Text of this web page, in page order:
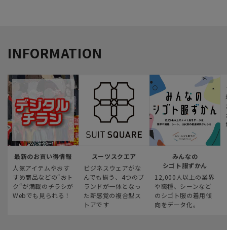
INFORMATION
最新のお買い得情報
人気アイテムやおす
すめ商品などの“おト
ク“が満載のチラシが
Webでも見られる！
スーツスクエア
ビジネスウェアがな
んでも揃う、4つのブ
ランドが一体となっ
た新感覚の複合型ス
トアです
みんなの
シゴト服ずかん
12,000人以上の業界
や職種、シーンなど
のシゴト服の着用傾
向をデータ化。